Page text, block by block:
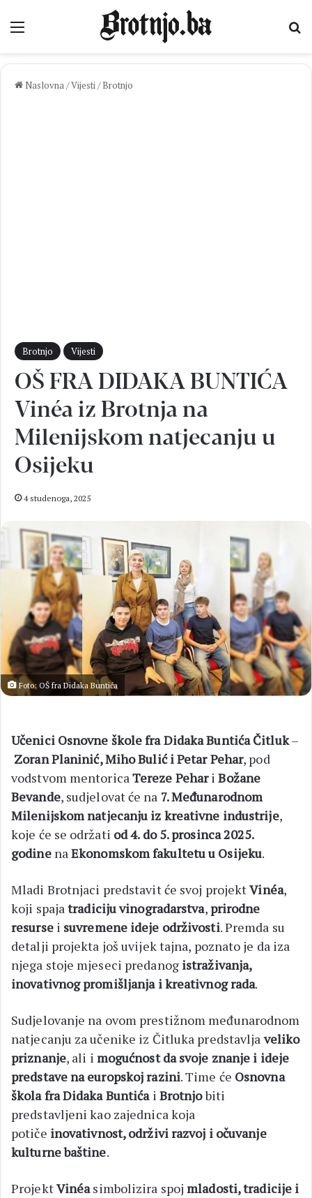
Izbornik
Naslovna/Vijesti/ Brotnjo
Brotnjo Vijesti
OŠ FRA DIDAKA BUNTIĆA
Vinéa iz Brotnja na
Milenijskom natjecanju u
Osijeku
4 studenoga, 2025
Foto: OŠ fra Didaka Buntića
Učenici Osnovne škole fra Didaka Buntića Čitluk–
Zoran Planinić, Miho Bulić i Petar Pehar, pod
vodstvom mentoricaTereze PehariBožane
Bevande, sudjelovat će na 7. Međunarodnom
Milenijskom natjecanju iz kreativne industrije,
koje će se održati od 4. do 5. prosinca 2025.
godinenaEkonomskom fakultetu u Osijeku.
Mladi Brotnjaci predstavit će svoj projektVinéa,
koji spajatradiciju vinogradarstva,prirodne
resursei suvremene ideje održivosti. Premda su
detalji projekta još uvijek tajna, poznato je da iza
njega stoje mjeseci predanog istraživanja,
inovativnog promišljanja i kreativnog rada.
Sudjelovanje na ovom prestižnom međunarodnom
natjecanju za učenike iz Čitluka predstavljaveliko
priznanje, ali i mogućnost da svoje znanje i ideje
predstave na europskoj razini. Time će Osnovna
škola fra Didaka Buntićai Brotnjobiti
predstavljeni kao zajednica koja
potiče inovativnost, održivi razvoj i očuvanje
kulturne baštine.
ProjektVinéasimbolizira spojmladosti, tradicije i